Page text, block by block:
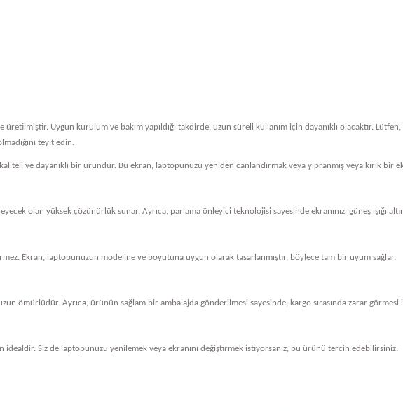
üretilmiştir. Uygun kurulum ve bakım yapıldığı takdirde, uzun süreli kullanım için dayanıklı olacaktır.
teyit edin.
ve dayanıklı bir üründür. Bu ekran, laptopunuzu yeniden canlandırmak veya yıpranmış veya kırık bir
olan yüksek çözünürlük sunar. Ayrıca, parlama önleyici teknolojisi sayesinde ekranınızı güneş ışığı
Ekran, laptopunuzun modeline ve boyutuna uygun olarak tasarlanmıştır, böylece tam bir uyum sağlar.
ömürlüdür. Ayrıca, ürünün sağlam bir ambalajda gönderilmesi sayesinde, kargo sırasında zarar
idealdir. Siz de laptopunuzu yenilemek veya ekranını değiştirmek istiyorsanız, bu ürünü tercih edebilirsiniz.